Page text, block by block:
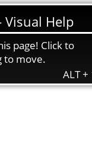
Fencing